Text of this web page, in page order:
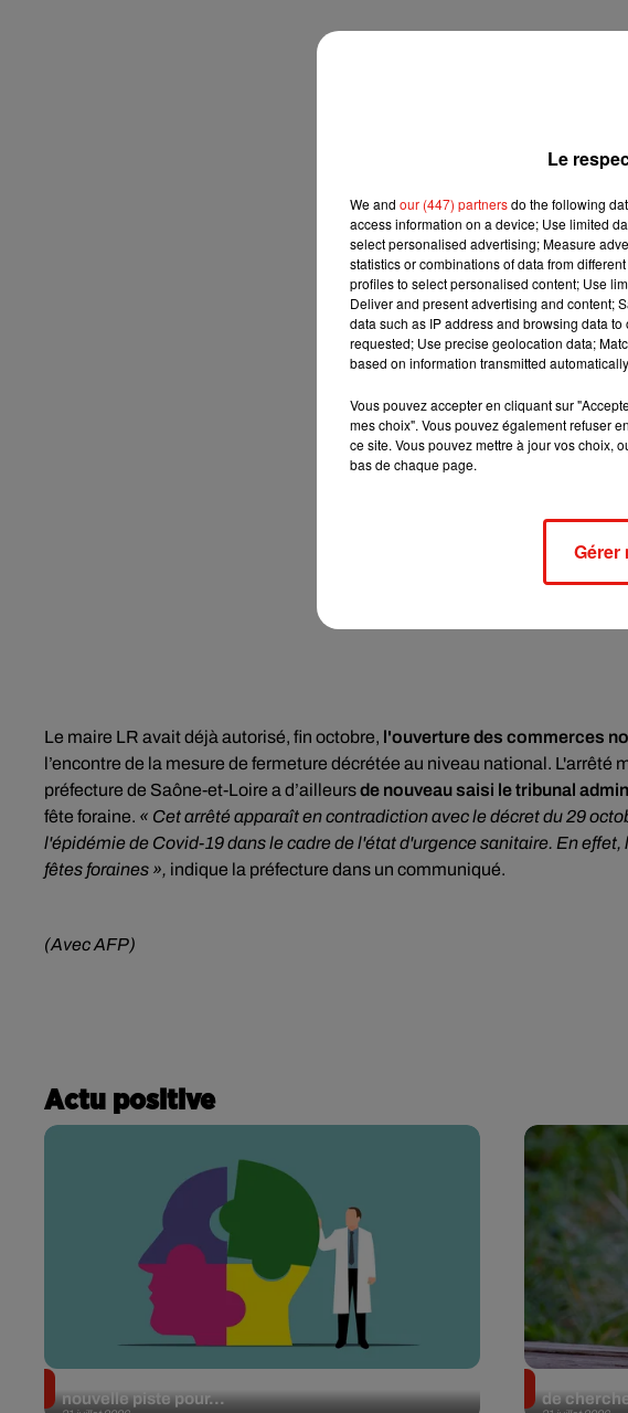
Le maire LR avait déjà autorisé, fin octobre, l'ouverture des commerces
l’encontre de la mesure de fermeture décrétée au niveau national. L'arrêté
préfecture de Saône-et-Loire a d’ailleursde nouveau saisi le tribunal
fête foraine. « Cet arrêté apparaît en contradiction avec le décret du 29
l'épidémie de Covid-19 dans le cadre de l'état d'urgence sanitaire. En
fêtes foraines », indique la préfecture dans un communiqué.
(Avec AFP)
Actu positive
nouvelle piste pour...
de
Le
We and our (447) partnersdo the following
access information on a device; Use limited
select personalised advertising; Measure
statistics or combinations of data from
profiles to select personalised content; Use
Deliver and present advertising and content;
data such as IP address and browsing data
requested; Use precise geolocation data;
based on information transmitted
Vous pouvez accepter en cliquant sur
mes choix". Vous pouvez également refuser
ce site. Vous pouvez mettre à jour vos choix,
bas de chaque page.
Gérer